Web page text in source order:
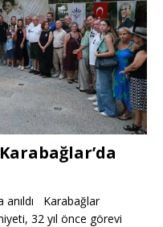
anıldı Karabağlar
32 yıl önce görevi